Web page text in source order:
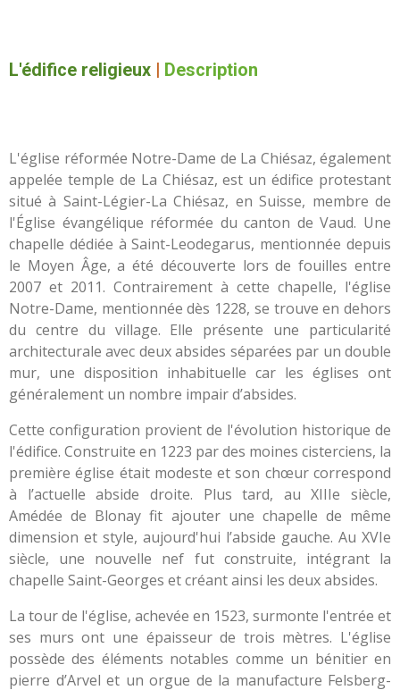
L'édifice religieux Description
L'église réformée Notre-Dame de La Chiésaz, également
appelée temple de La Chiésaz, est un édifice protestant
situé à Saint-Légier-La Chiésaz, en Suisse, membre de
l'Église évangélique réformée du canton de Vaud. Une
chapelle dédiée à Saint-Leodegarus, mentionnée depuis
le Moyen Âge, a été découverte lors de fouilles entre
2007 et 2011. Contrairement à cette chapelle, l'église
Notre-Dame, mentionnée dès 1228, se trouve en dehors
du centre du village. Elle présente une particularité
architecturale avec deux absides séparées par un double
mur, une disposition inhabituelle car les églises ont
généralement un nombre impair d’absides.
Cette configuration provient de l'évolution historique de
l'édifice. Construite en 1223 par des moines cisterciens, la
première église était modeste et son chœur correspond
à l’actuelle abside droite. Plus tard, au XIIIe siècle,
Amédée de Blonay fit ajouter une chapelle de même
dimension et style, aujourd'hui l’abside gauche. Au XVIe
siècle, une nouvelle nef fut construite, intégrant la
chapelle Saint-Georges et créant ainsi les deux absides.
La tour de l'église, achevée en 1523, surmonte l'entrée et
ses murs ont une épaisseur de trois mètres. L'église
possède des éléments notables comme un bénitier en
pierre d’Arvel et un orgue de la manufacture Felsberg-